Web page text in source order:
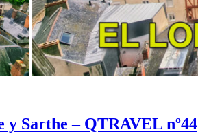
Sarthe – QTRAVEL nº44